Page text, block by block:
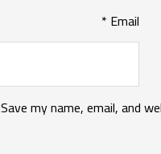
Email
*
Save my name, email, and